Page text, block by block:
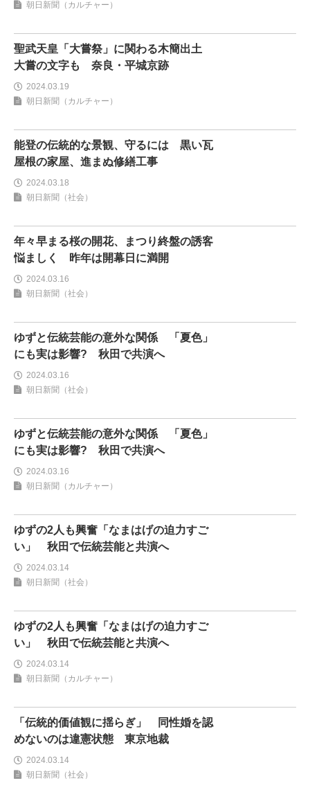
朝日新聞（カルチャー）
聖武天皇「大嘗祭」に関わる木簡出土
大嘗の文字も 奈良・平城京跡
2024.03.19
朝日新聞（カルチャー）
能登の伝統的な景観、守るには 黒い瓦
屋根の家屋、進まぬ修繕工事
2024.03.18
朝日新聞（社会）
年々早まる桜の開花、まつり終盤の誘客
悩ましく 昨年は開幕日に満開
2024.03.16
朝日新聞（社会）
ゆずと伝統芸能の意外な関係 「夏色」
にも実は影響? 秋田で共演へ
2024.03.16
朝日新聞（社会）
ゆずと伝統芸能の意外な関係 「夏色」
にも実は影響? 秋田で共演へ
2024.03.16
朝日新聞（カルチャー）
ゆずの2人も興奮「なまはげの迫力すご
い」 秋田で伝統芸能と共演へ
2024.03.14
朝日新聞（社会）
ゆずの2人も興奮「なまはげの迫力すご
い」 秋田で伝統芸能と共演へ
2024.03.14
朝日新聞（カルチャー）
「伝統的価値観に揺らぎ」 同性婚を認
めないのは違憲状態 東京地裁
2024.03.14
朝日新聞（社会）